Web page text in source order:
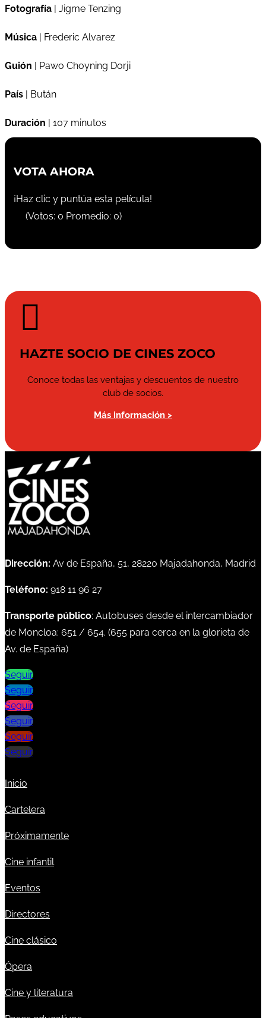
Fotografía | Jigme Tenzing
Música | Frederic Alvarez
Guión | Pawo Choyning Dorji
País | Bután
Duración | 107 minutos
VOTA AHORA
¡Haz clic y puntúa esta película!
(Votos: 0 Promedio: 0)

HAZTE SOCIO DE CINES ZOCO
Conoce todas las ventajas y descuentos de nuestro
club de socios.
Más información >
Dirección: Av de España, 51, 28220 Majadahonda, Madrid
Teléfono: 918 11 96 27
Transporte público: Autobuses desde el intercambiador
de Moncloa: 651 / 654. (655 para cerca en la glorieta de
Av. de España)
Seguir
Seguir
Seguir
Seguir
Seguir
Seguir
Inicio
Cartelera
Próximamente
Cine infantil
Eventos
Directores
Cine clásico
Ópera
Cine y literatura